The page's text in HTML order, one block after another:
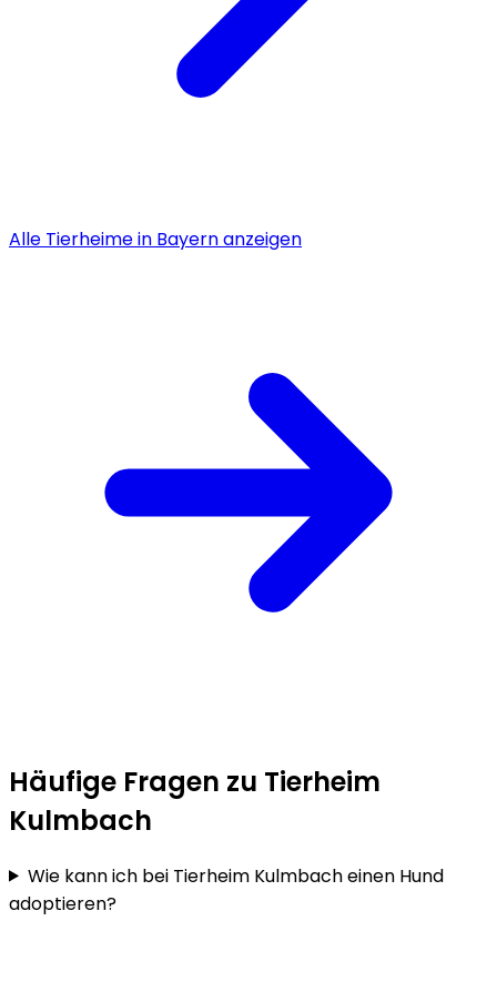
Alle Tierheimein Bayernanzeigen
Häufige Fragen zu Tierheim
Kulmbach
Wie kann ich bei Tierheim Kulmbach einen Hund
adoptieren?